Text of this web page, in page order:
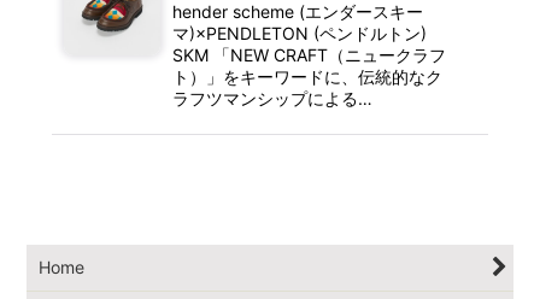
hender scheme (エンダースキー
マ)×PENDLETON (ペンドルトン)
SKM 「NEW CRAFT（ニュークラフ
ト）」をキーワードに、伝統的なク
ラフツマンシップによる…
Home